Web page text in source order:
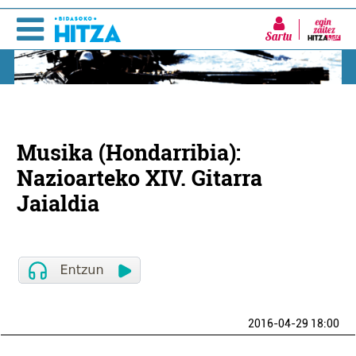
Sartu
Musika (Hondarribia):
Nazioarteko XIV. Gitarra
Jaialdia
2016-04-29 18:00